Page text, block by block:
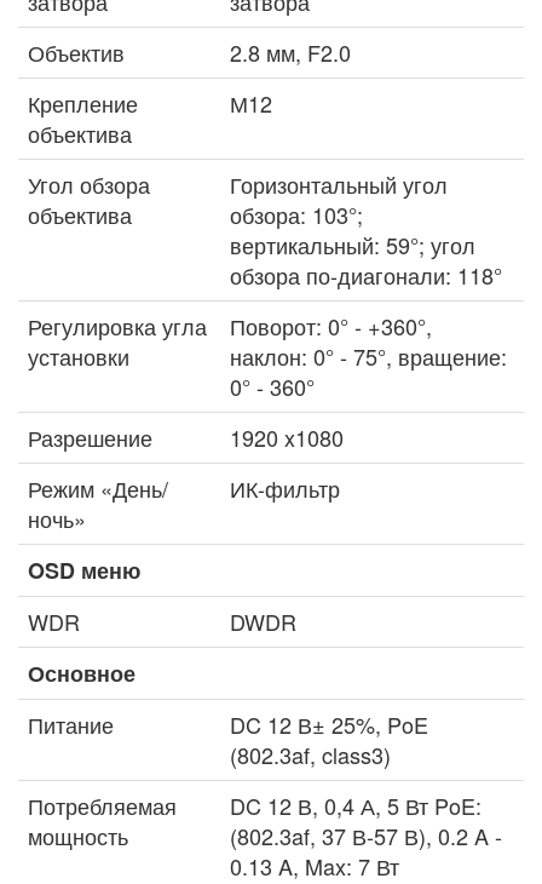
Объектив
2.8 мм, F2.0
Крепление
объектива
М12
Угол обзора
объектива
Горизонтальный угол
обзора: 103°;
вертикальный: 59°; угол
обзора по-диагонали: 118°
Регулировка угла
установки
Поворот: 0° - +360°,
наклон: 0° - 75°, вращение:
0° - 360°
Разрешение
1920 x1080
Режим «День/
ночь»
ИК-фильтр
OSD меню
WDR
DWDR
Основное
Питание
DC 12 В± 25%, PoE
(802.3af, class3)
Потребляемая
мощность
DC 12 В, 0,4 А, 5 Вт PoE:
(802.3af, 37 В-57 В), 0.2 A -
0.13 A, Max: 7 Вт